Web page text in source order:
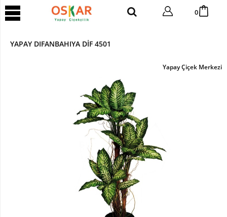
YAPAY
AĞAÇ
Tropik
0
YAPAY DIFANBAHIYA DİF 4501
Yapay Çiçek Merkezi